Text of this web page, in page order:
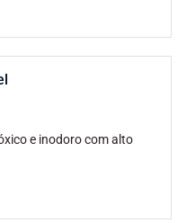
e inodoro com alto